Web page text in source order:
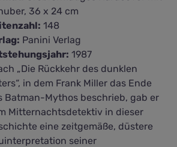
36 x 24 cm
148
Panini Verlag
1987
„Die Rückkehr des dunklen
in dem Frank Miller das Ende
Batman-Mythos beschrieb, gab er
Mitternachtsdetektiv in dieser
eine zeitgemäße, düstere
seiner